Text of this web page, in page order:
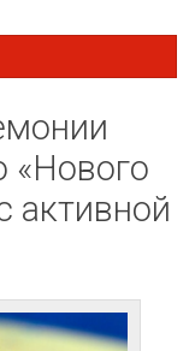
«Нового
активной